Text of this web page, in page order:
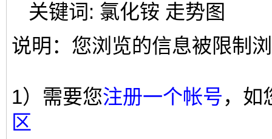
关键词: 氯化铵 走势图
说明：您浏览的信息被限制
1）需要您注册一个帐号，如
区